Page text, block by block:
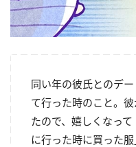
同い年の彼氏とのデ
て行った時のこと。
たので、嬉しくなって
に行った時に買った